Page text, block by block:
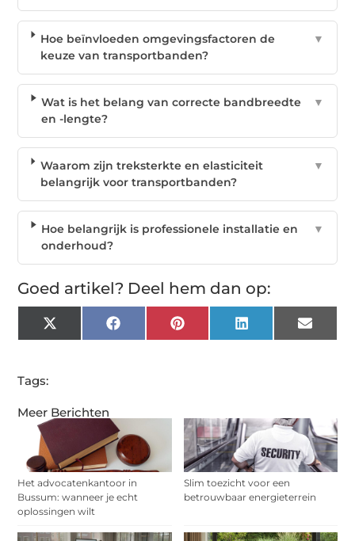
Meer Berichten
Het advocatenkantoor in
Bussum: wanneer je echt
oplossingen wilt
Slim toezicht voor een
betrouwbaar energieterrein
Hoe beïnvloeden omgevingsfactoren de
keuze van transportbanden?
▼
Wat is het belang van correcte bandbreedte
en -lengte?
▼
Waarom zijn treksterkte en elasticiteit
belangrijk voor transportbanden?
▼
Hoe belangrijk is professionele installatie en
onderhoud?
▼
Goed artikel? Deel hem dan op:
X
(Twitter)
Facebook Pinterest LinkedIn Email
Tags: